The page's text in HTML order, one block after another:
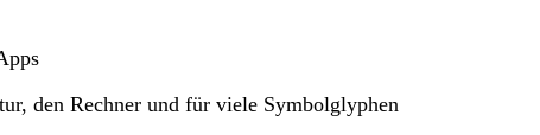
den Rechner und für viele Symbolglyphen